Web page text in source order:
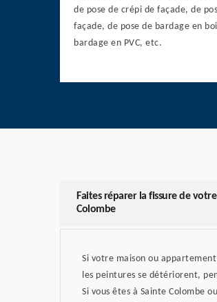
de pose de crépi de façade, de
façade, de pose de bardage en
bardage en PVC, etc.
Faites réparer la fissure de
Colombe
Si votre maison ou
les peintures se détériorent,
Si vous êtes à Sainte Colombe